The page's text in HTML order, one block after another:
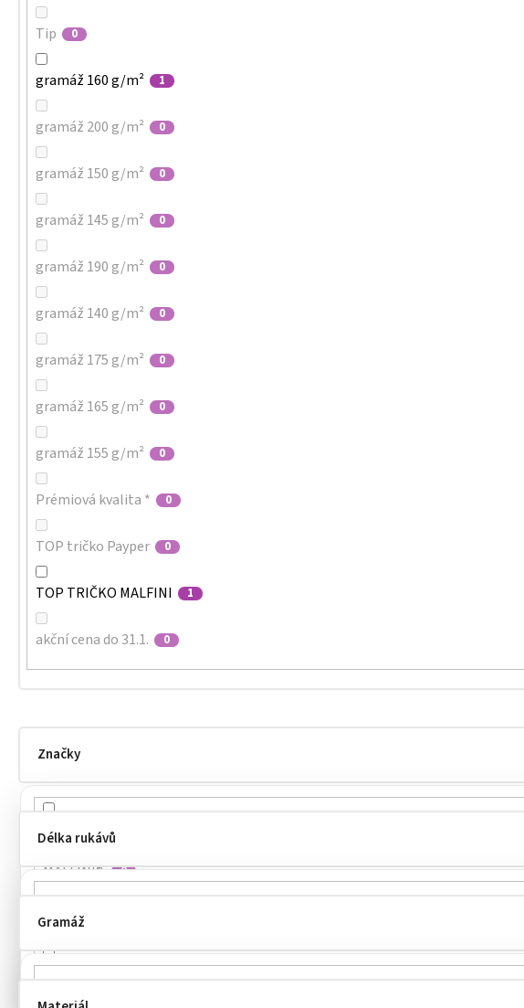
Tip 0
gramáž 160 g/m² 1
gramáž 200 g/m² 0
gramáž 150 g/m² 0
gramáž 145 g/m² 0
gramáž 190 g/m² 0
gramáž 140 g/m² 0
gramáž 175 g/m² 0
gramáž 165 g/m² 0
gramáž 155 g/m² 0
Prémiová kvalita * 0
TOP tričko Payper 0
TOP TRIČKO MALFINI 1
akční cena do 31.1. 0
Značky
MALFINI 1
MALFINI® 0
Payper
PICCOLIO 0
ROLY
Délka rukávů
dlouhé
krátké
Gramáž